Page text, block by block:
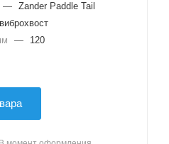
— Zander Paddle Tail
виброхвост
— 120